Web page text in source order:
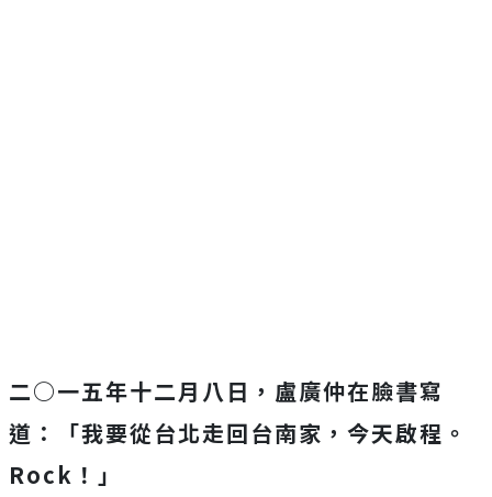
二○一五年十二月八日，盧廣仲在臉書寫
道：「我要從台北走回台南家，今天啟程。
Rock！」